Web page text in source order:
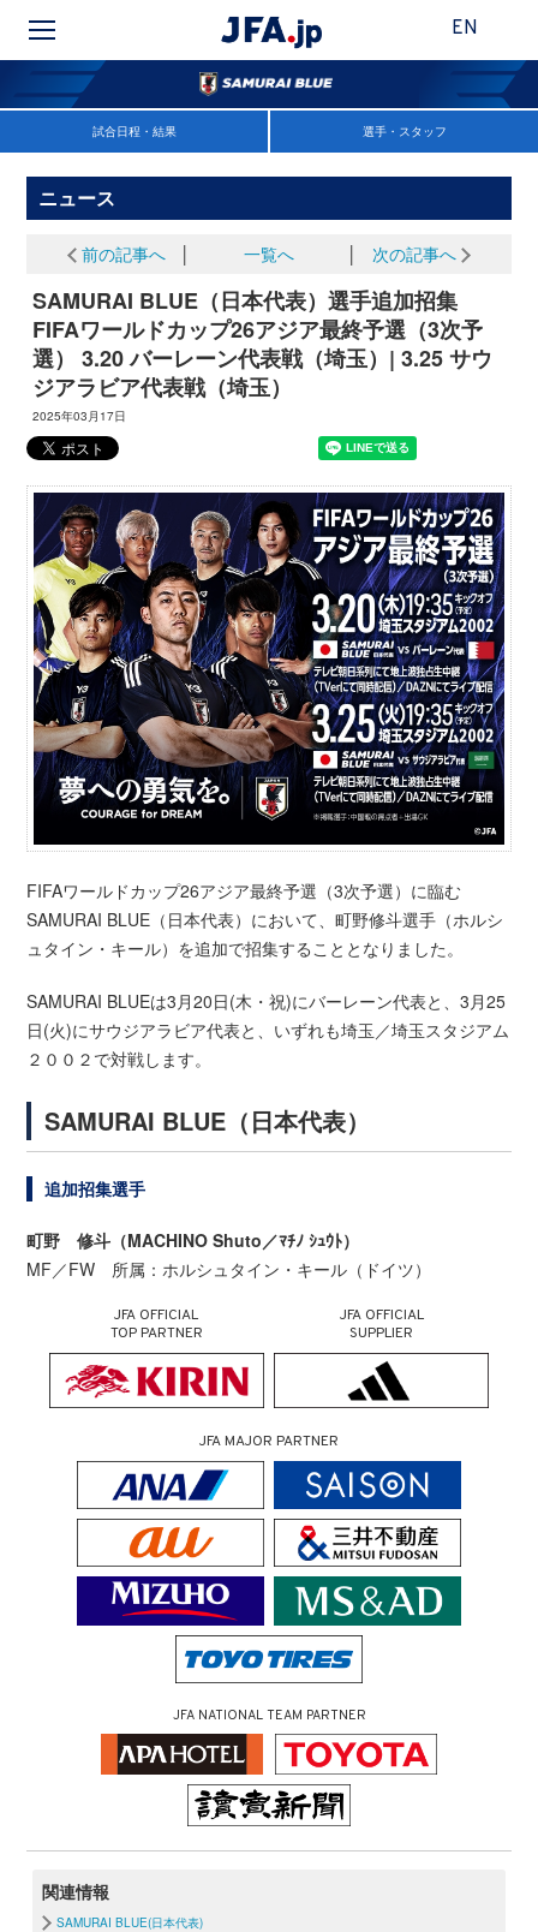
EN
試合日程・結果 選手・スタッフ
ニュース
前の記事へ 一覧へ 次の記事へ
SAMURAI BLUE（日本代表）選手追加招集
FIFAワールドカップ26アジア最終予選（3次予
選） 3.20 バーレーン代表戦（埼玉）| 3.25 サウ
ジアラビア代表戦（埼玉）
2025年03月17日
FIFAワールドカップ26アジア最終予選（3次予選）に臨む
SAMURAI BLUE（日本代表）において、町野修斗選手（ホルシ
ュタイン・キール）を追加で招集することとなりました。
SAMURAI BLUEは3月20日(木・祝)にバーレーン代表と、3月25
日(火)にサウジアラビア代表と、いずれも埼玉／埼玉スタジアム
２００２で対戦します。
SAMURAI BLUE（日本代表）
追加招集選手
町野 修斗（MACHINO Shuto／ﾏﾁﾉ ｼｭｳﾄ）
MF／FW 所属：ホルシュタイン・キール（ドイツ）
JFA OFFICIAL
TOP PARTNER
JFA OFFICIAL
SUPPLIER
JFA MAJOR PARTNER
JFA NATIONAL TEAM PARTNER
関連情報
SAMURAI BLUE(日本代表)